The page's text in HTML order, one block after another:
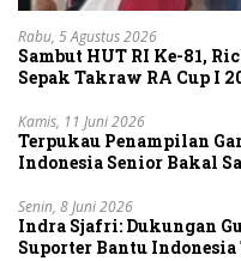
Rabu, 5 Agustus 2026
Sambut HUT RI Ke-81,
Sepak Takraw RA Cup I
Kamis, 11 Juni 2026
Terpukau Penampilan
Indonesia Senior Bakal
Senin, 8 Juni 2026
Indra Sjafri: Dukungan
Suporter Bantu